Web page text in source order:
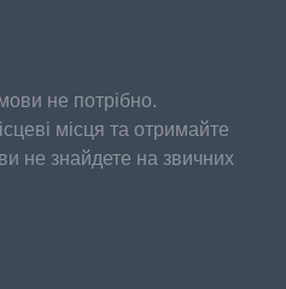
не потрібно.
місця та отримайте
не знайдете на звичних